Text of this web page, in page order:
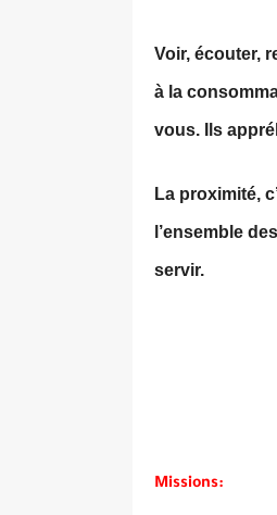
Voir, écouter,
à la
vous. Ils
La proximité,
l’ensemble
servir.
Missions: